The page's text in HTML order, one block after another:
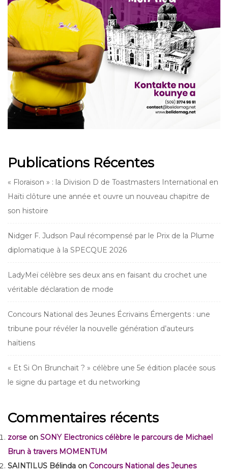
Publications Récentes
« Floraison » : la Division D de Toastmasters International en
Haïti clôture une année et ouvre un nouveau chapitre de
son histoire
Nidger F. Judson Paul récompensé par le Prix de la Plume
diplomatique à la SPECQUE 2026
LadyMeï célèbre ses deux ans en faisant du crochet une
véritable déclaration de mode
Concours National des Jeunes Écrivains Émergents : une
tribune pour révéler la nouvelle génération d’auteurs
haïtiens
« Et Si On Brunchait ? » célèbre une 5e édition placée sous
le signe du partage et du networking
Commentaires récents
zorse on SONY Electronics célèbre le parcours de Michael
Brun à travers MOMENTUM
SAINTILUS Bélinda on Concours National des Jeunes